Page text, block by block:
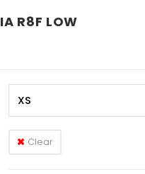
R8F LOW
Clear